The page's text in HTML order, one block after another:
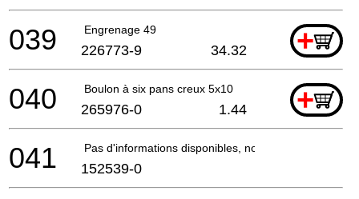
Engrenage 49 +
039 226773-9 34.32
Boulon à six pans creux 5x10 +
040 265976-0 1.44
Pas d'informations disponibles, non commandable
041 152539-0